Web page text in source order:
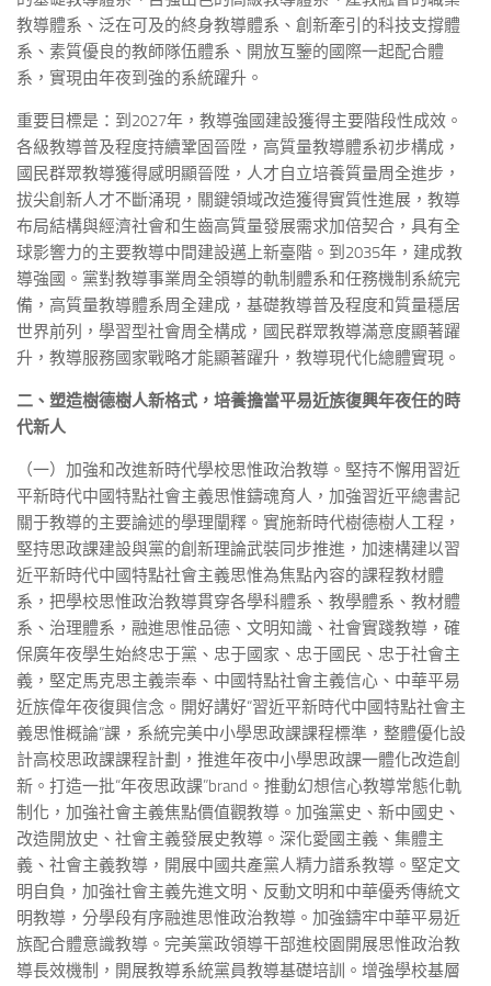
教導體系、泛在可及的終身教導體系、創新牽引的科技支撐體
系、素質優良的教師隊伍體系、開放互鑒的國際一起配合體
系，實現由年夜到強的系統躍升。
重要目標是：到2027年，教導強國建設獲得主要階段性成效。
各級教導普及程度持續鞏固晉陞，高質量教導體系初步構成，
國民群眾教導獲得感明顯晉陞，人才自立培養質量周全進步，
拔尖創新人才不斷涌現，關鍵領域改造獲得實質性進展，教導
布局結構與經濟社會和生齒高質量發展需求加倍契合，具有全
球影響力的主要教導中間建設邁上新臺階。到2035年，建成教
導強國。黨對教導事業周全領導的軌制體系和任務機制系統完
備，高質量教導體系周全建成，基礎教導普及程度和質量穩居
世界前列，學習型社會周全構成，國民群眾教導滿意度顯著躍
升，教導服務國家戰略才能顯著躍升，教導現代化總體實現。
二、塑造樹德樹人新格式，培養擔當平易近族復興年夜任的時
代新人
（一）加強和改進新時代學校思惟政治教導。堅持不懈用習近
平新時代中國特點社會主義思惟鑄魂育人，加強習近平總書記
關于教導的主要論述的學理闡釋。實施新時代樹德樹人工程，
堅持思政課建設與黨的創新理論武裝同步推進，加速構建以習
近平新時代中國特點社會主義思惟為焦點內容的課程教材體
系，把學校思惟政治教導貫穿各學科體系、教學體系、教材體
系、治理體系，融進思惟品德、文明知識、社會實踐教導，確
保廣年夜學生始終忠于黨、忠于國家、忠于國民、忠于社會主
義，堅定馬克思主義崇奉、中國特點社會主義信心、中華平易
近族偉年夜復興信念。開好講好“習近平新時代中國特點社會主
義思惟概論”課，系統完美中小學思政課課程標準，整體優化設
計高校思政課課程計劃，推進年夜中小學思政課一體化改造創
新。打造一批“年夜思政課”brand。推動幻想信心教導常態化軌
制化，加強社會主義焦點價值觀教導。加強黨史、新中國史、
改造開放史、社會主義發展史教導。深化愛國主義、集體主
義、社會主義教導，開展中國共產黨人精力譜系教導。堅定文
明自負，加強社會主義先進文明、反動文明和中華優秀傳統文
明教導，分學段有序融進思惟政治教導。加強鑄牢中華平易近
族配合體意識教導。完美黨政領導干部進校園開展思惟政治教
導長效機制，開展教導系統黨員教導基礎培訓。增強學校基層